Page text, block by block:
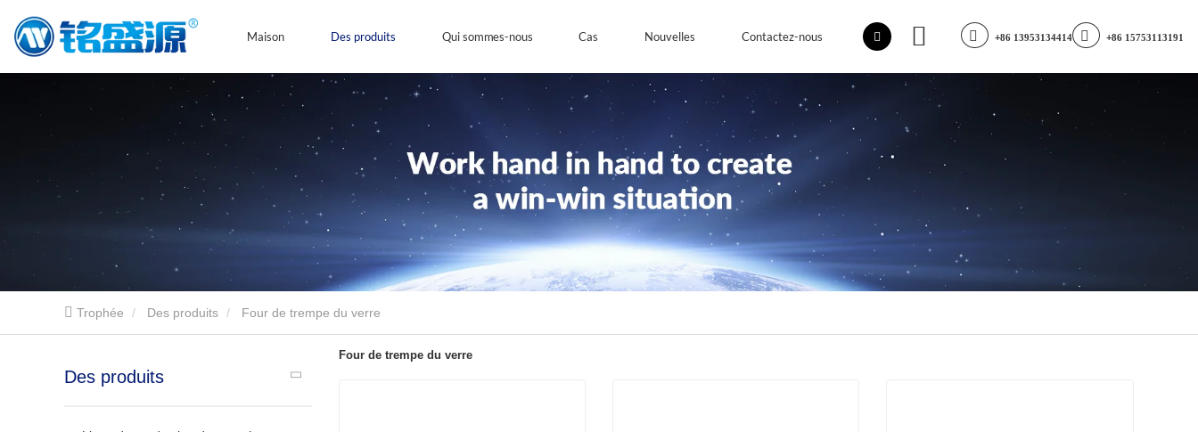
Maison Des produits Qui sommes-nous Cas Nouvelles Contactez-nous +86 13953134414 +86 15753113191
Trophée Des produits Four de trempe du verre
Des produits
Four de trempe du verre